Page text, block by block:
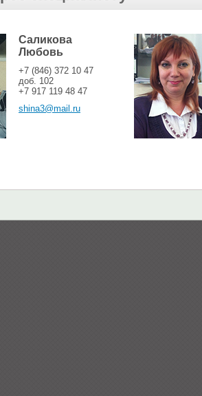
Саликова
Любовь
+7 (846) 372 10 47
доб. 102
+7 917 119 48 47
shina3@mail.ru